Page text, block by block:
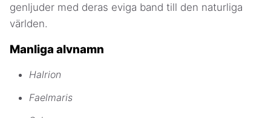
genljuder med deras eviga band till den naturliga
världen.
Manliga alvnamn
Halrion
Faelmaris